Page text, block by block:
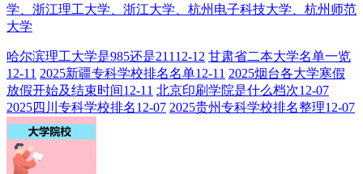
学、浙江理工大学、浙江大学、杭州电子科技大学、杭州师范
大学
哈尔滨理工大学是985还是211 12-12 甘肃省二本大学名单一览
12-11 2025新疆专科学校排名名单12-11 2025烟台各大学寒假
放假开始及结束时间12-11 北京印刷学院是什么档次12-07
2025四川专科学校排名12-07 2025贵州专科学校排名整理12-07